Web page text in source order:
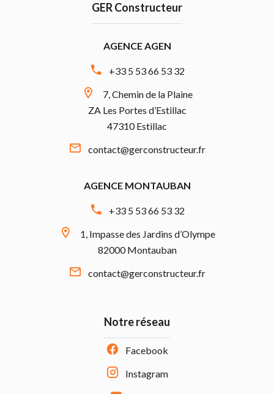
GER Constructeur
AGENCE AGEN
+33 5 53 66 53 32
7, Chemin de la Plaine
ZA Les Portes d’Estillac
47310 Estillac
contact@gerconstructeur.fr
AGENCE MONTAUBAN
+33 5 53 66 53 32
1, Impasse des Jardins d’Olympe
82000 Montauban
contact@gerconstructeur.fr
Notre réseau
Facebook
Instagram